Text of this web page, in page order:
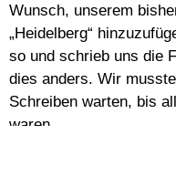
Wunsch, unserem
„Heidelberg“
so und schrieb uns die
dies anders. Wir
Schreiben warten, bis
waren.